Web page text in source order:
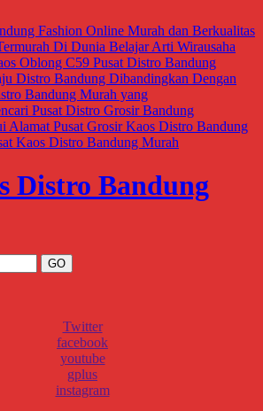
Fashion Online Murah dan Berkualitas
Di Dunia Belajar Arti Wirausaha
Oblong C59 Pusat Distro Bandung
Distro Bandung Dibandingkan Dengan
Bandung Murah yang
Pusat Distro Grosir Bandung
Alamat Pusat Grosir Kaos Distro Bandung
Kaos Distro Bandung Murah
Distro Bandung
Twitter
facebook
youtube
gplus
instagram